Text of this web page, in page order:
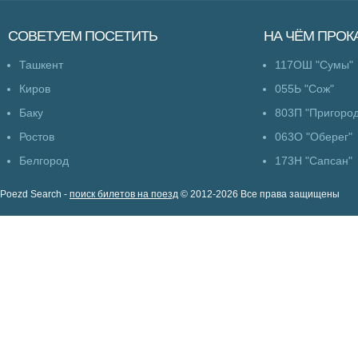
СОВЕТУЕМ ПОСЕТИТЬ
Ташкент
Киров
Баку
Ростов
Белгород
НА ЧЁМ
117ОШ "Сумы"
055Ь "Сож"
803П
063О "Оберег"
173Н "Сапсан"
Poezd Search - поиск билетов на поезд © 2012-2026 Все права защищены